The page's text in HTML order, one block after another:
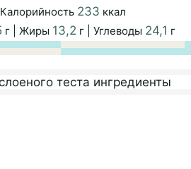
Калорийность 233 ккал
г | Жиры 13,2 г | Углеводы 24,1 г